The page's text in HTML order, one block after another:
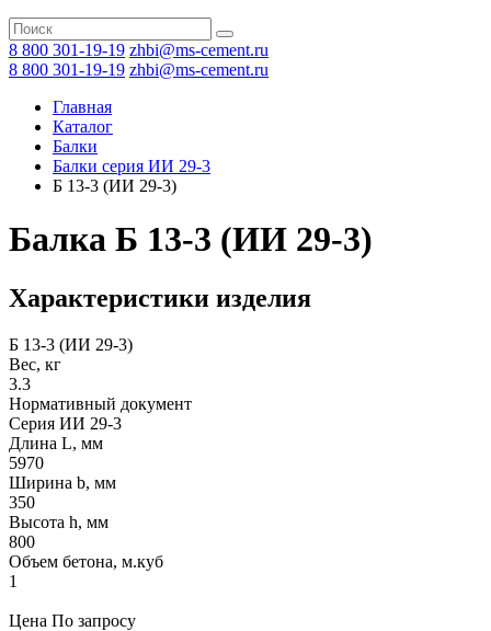
8 800 301-19-19 zhbi@ms-cement.ru
8 800 301-19-19 zhbi@ms-cement.ru
Главная
Каталог
Балки
Балки серия ИИ 29-3
Б 13-3 (ИИ 29-3)
Балка Б 13-3 (ИИ 29-3)
Характеристики изделия
Б 13-3 (ИИ 29-3)
Вес, кг
3.3
Нормативный документ
Серия ИИ 29-3
Длина L, мм
5970
Ширина b, мм
350
Высота h, мм
800
Объем бетона, м.куб
1
Цена По запросу